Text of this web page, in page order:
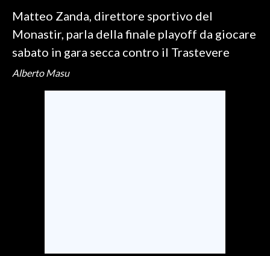
CALCIO REGIONALE
BASKET
VOLLEY
MOTORI
Matteo Zanda, direttore sportivo del
Monastir, parla della finale playoff da giocare
sabato in gara secca contro il Trastevere
Alberto Masu